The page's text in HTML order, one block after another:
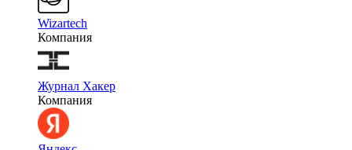
Wizartech
Компания
Журнал Хакер
Компания